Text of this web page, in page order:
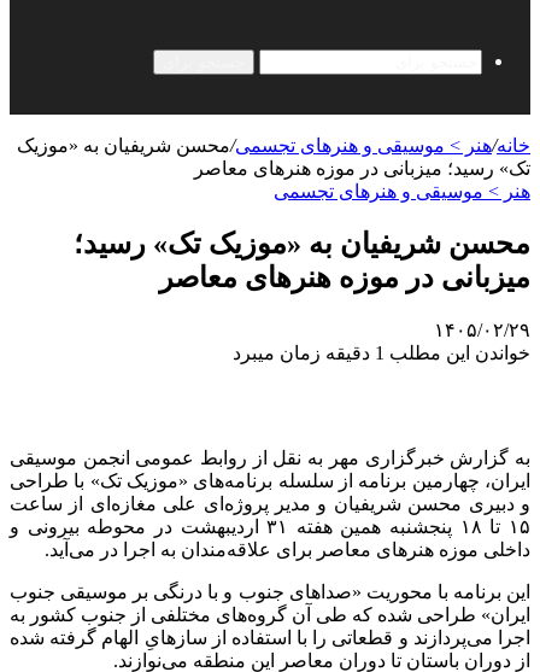
خانه/هنر > موسیقی و هنرهای تجسمی/محسن شریفیان به «موزیک
تک» رسید؛ میزبانی در موزه هنرهای معاصر
هنر > موسیقی و هنرهای تجسمی
محسن شریفیان به «موزیک تک» رسید؛
میزبانی در موزه هنرهای معاصر
۱۴۰۵/۰۲/۲۹
خواندن این مطلب 1 دقیقه زمان میبرد
به گزارش خبرگزاری مهر به نقل از روابط عمومی انجمن موسیقی
ایران، چهارمین برنامه از سلسله برنامه‌های «موزیک تک» با طراحی
و دبیری محسن شریفیان و مدیر پروژه‌ای علی مغازه‌ای از ساعت
۱۵ تا ۱۸ پنجشنبه همین هفته ۳۱ اردیبهشت در محوطه بیرونی و
داخلی موزه هنرهای معاصر برای علاقه‌مندان به اجرا در می‌آید.
این برنامه با محوریت «صداهای جنوب و با درنگی بر موسیقی جنوب
ایران» طراحی شده که طی آن گروه‌های مختلفی از جنوب کشور به
اجرا می‌پردازند و قطعاتی را با استفاده از سازهایِ الهام گرفته شده
از دوران باستان تا دوران معاصر این منطقه می‌نوازند.